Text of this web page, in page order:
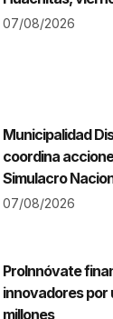
07/08/2026
Municipalidad
coordina
Simulacro
07/08/2026
ProInnóvate
innovadores por
millones